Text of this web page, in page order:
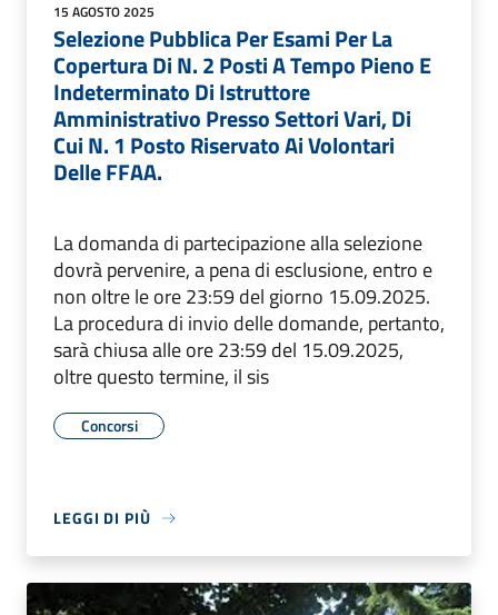
15 AGOSTO 2025
Selezione Pubblica Per Esami Per La
Copertura Di N. 2 Posti A Tempo Pieno E
Indeterminato Di Istruttore
Amministrativo Presso Settori Vari, Di
Cui N. 1 Posto Riservato Ai Volontari
Delle FFAA.
La domanda di partecipazione alla selezione
dovrà pervenire, a pena di esclusione, entro e
non oltre le ore 23:59 del giorno 15.09.2025.
La procedura di invio delle domande, pertanto,
sarà chiusa alle ore 23:59 del 15.09.2025,
oltre questo termine, il sis
Concorsi
LEGGI DI PIÙ